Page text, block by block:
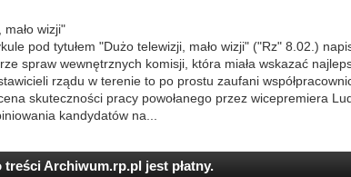
wizji"
pod tytułem "Dużo telewizji, mało wizji" ("Rz" 8.02.)
spraw wewnętrznych komisji, która miała wskazać
rządu w terenie to po prostu zaufani
skuteczności pracy powołanego przez wicepremiera
kandydatów na...
treści Archiwum.rp.pl jest płatny.